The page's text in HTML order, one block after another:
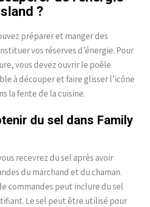
?
préparer et manger des
vos réserves d’énergie. Pour
vous devez ouvrir le poêle
à découper et faire glisser l’icône
la fente de la cuisine.
du sel dans Family
recevrez du sel après avoir
du marchand et du chaman.
commandes peut inclure du sel
Le sel peut être utilisé pour